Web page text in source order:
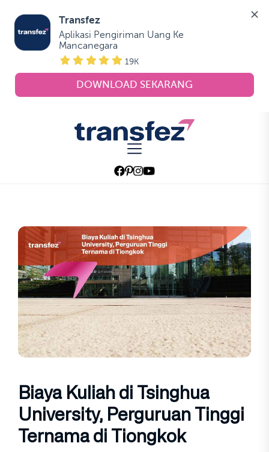
Transfez
Aplikasi Pengiriman Uang Ke
Mancanegara
19K
DOWNLOAD SEKARANG
Transfez
Biaya Kuliah di Tsinghua
University, Perguruan Tinggi
Ternama di Tiongkok